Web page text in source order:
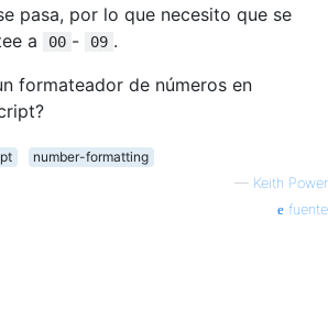
pasa, por lo que necesito que se
a
00 - 09 .
formateador de números en
number-formatting
— Keith Power
fuente